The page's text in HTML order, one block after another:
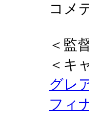
コ
＜監
＜キ
グレ
フィ